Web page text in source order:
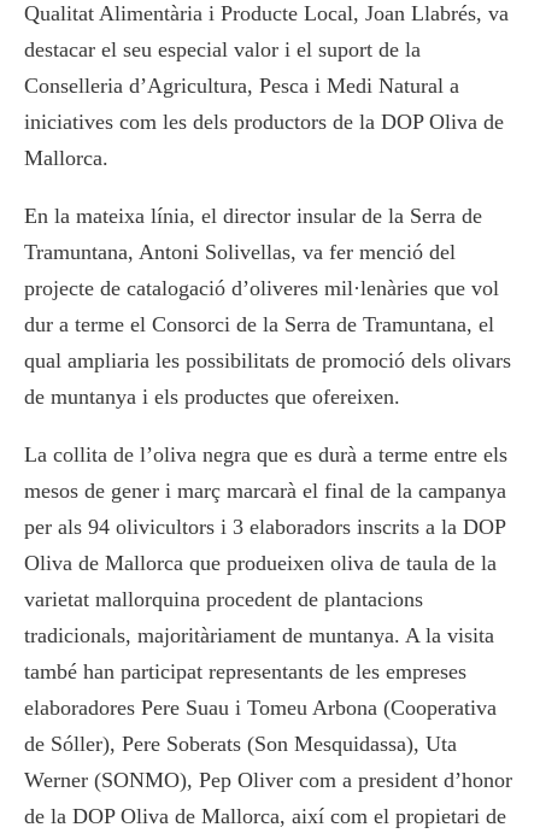
Qualitat Alimentària i Producte Local, Joan Llabrés, va
destacar el seu especial valor i el suport de la
Conselleria d’Agricultura, Pesca i Medi Natural a
iniciatives com les dels productors de la DOP Oliva de
Mallorca.
En la mateixa línia, el director insular de la Serra de
Tramuntana, Antoni Solivellas, va fer menció del
projecte de catalogació d’oliveres mil·lenàries que vol
dur a terme el Consorci de la Serra de Tramuntana, el
qual ampliaria les possibilitats de promoció dels olivars
de muntanya i els productes que ofereixen.
La collita de l’oliva negra que es durà a terme entre els
mesos de gener i març marcarà el final de la campanya
per als 94 olivicultors i 3 elaboradors inscrits a la DOP
Oliva de Mallorca que produeixen oliva de taula de la
varietat mallorquina procedent de plantacions
tradicionals, majoritàriament de muntanya. A la visita
també han participat representants de les empreses
elaboradores Pere Suau i Tomeu Arbona (Cooperativa
de Sóller), Pere Soberats (Son Mesquidassa), Uta
Werner (SONMO), Pep Oliver com a president d’honor
de la DOP Oliva de Mallorca, així com el propietari de